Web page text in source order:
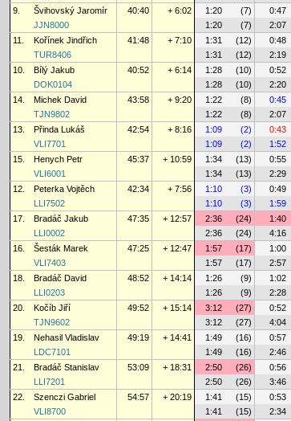
9.
Švihovský Jaromír 40:40 + 6:02 1:20 (7) 0:47
JJN8000
1:20 (7) 2:07
11.
Kořínek Jindřich 41:48 + 7:10 1:31 (12) 0:48
TUR8406
1:31 (12) 2:19
10.
Bílý Jakub 40:52 + 6:14 1:28 (10) 0:52
DOK0104
1:28 (10) 2:20
14.
Michek David 43:58 + 9:20 1:22 (8) 0:45
TJN9802
1:22 (8) 2:07
13.
Přinda Lukáš 42:54 + 8:16 1:09 (2) 0:43
VLI7701
1:09 (2) 1:52
15.
Henych Petr 45:37 + 10:59 1:34 (13) 0:55
VLI6001
1:34 (13) 2:29
12.
Peterka Vojtěch 42:34 + 7:56 1:10 (3) 0:49
LLI7502
1:10 (3) 1:59
17.
Bradáč Jakub 47:35 + 12:57 2:36 (24) 1:40
LLI0002
2:36 (24) 4:16
16.
Šesták Marek 47:25 + 12:47 1:57 (17) 1:00
VLI7403
1:57 (17) 2:57
18.
Bradáč David 48:52 + 14:14 1:26 (9) 1:02
LLI0203
1:26 (9) 2:28
20.
Kočíb Jiří 49:52 + 15:14 3:12 (27) 0:52
TJN9602
3:12 (27) 4:04
19.
Nehasil Vladislav 49:19 + 14:41 1:49 (16) 0:57
LDC7101
1:49 (16) 2:46
21.
Bradáč Stanislav 53:09 + 18:31 2:50 (26) 0:56
LLI7201
2:50 (26) 3:46
22.
Szenczi Gabriel 54:57 + 20:19 1:41 (15) 0:53
VLI8700
1:41 (15) 2:34